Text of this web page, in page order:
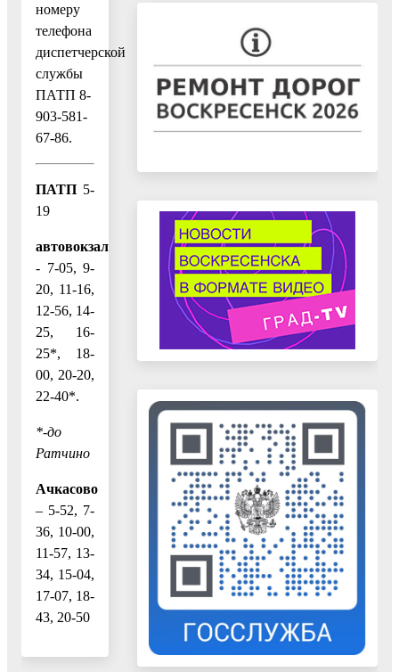
номеру
телефона
диспетчерской
службы
ПАТП 8-
903-581-
67-86.
ПАТП 5-
19
автовокзал
- 7-05, 9-
20, 11-16,
12-56, 14-
25, 16-
25*, 18-
00, 20-20,
22-40*.
*-до
Ратчино
Ачкасово
– 5-52, 7-
36, 10-00,
11-57, 13-
34, 15-04,
17-07, 18-
43, 20-50